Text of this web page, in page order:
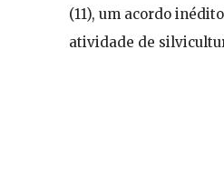
(11), um acordo
atividade de